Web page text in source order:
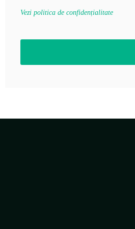
Vezi politica de confidențialitate